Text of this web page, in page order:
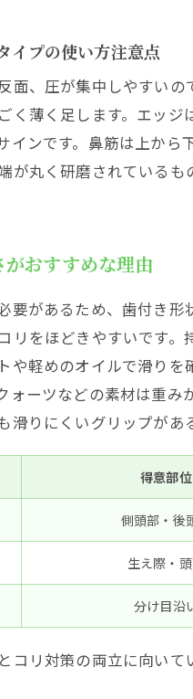
イプの使い方注意点
面、圧が集中しやすい
く薄く足します。エッ
インです。鼻筋は上か
が丸く研磨されている
おすすめな理由
要があるため、歯付き
リをほどきやすいです
や軽めのオイルで滑り
ォーツなどの素材は重
りにくいグリップがあ
得意部位
側頭部・後
生え際・
分け目沿
リ対策の両立に向いて